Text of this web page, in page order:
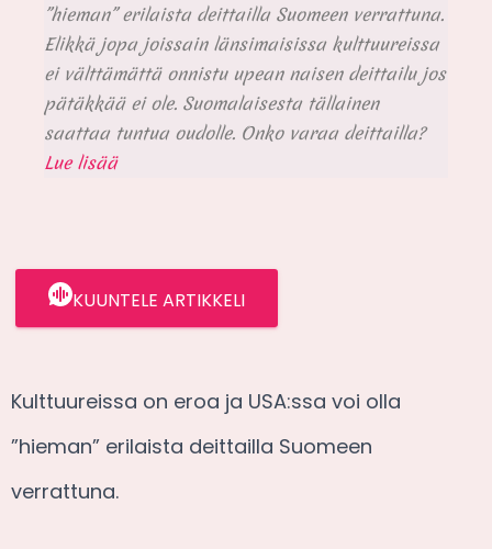
”hieman” erilaista deittailla Suomeen verrattuna.
Elikkä jopa joissain länsimaisissa kulttuureissa
ei välttämättä onnistu upean naisen deittailu jos
pätäkkää ei ole. Suomalaisesta tällainen
saattaa tuntua oudolle. Onko varaa deittailla?
Lue lisää
KUUNTELE ARTIKKELI
Kulttuureissa on eroa ja USA:ssa voi olla
”hieman” erilaista deittailla Suomeen
verrattuna.